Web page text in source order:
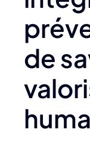
de